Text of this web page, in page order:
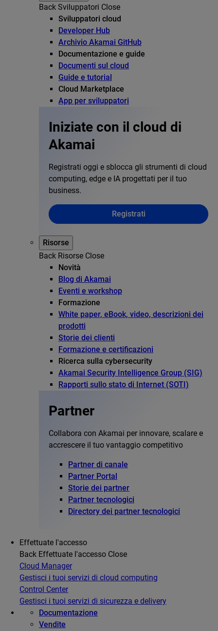
Back Sviluppatori Close
Sviluppatori cloud
Developer Hub
Archivio Akamai GitHub
Documentazione e guide
Documenti sul cloud
Guide e tutorial
Cloud Marketplace
App per sviluppatori
Iniziate con il cloud di
Akamai
Registrati oggi e sblocca gli strumenti di cloud
computing, edge e IA progettati per il tuo
business.
Registrati
Risorse
Back Risorse Close
Novità
Blog di Akamai
Eventi e workshop
Formazione
White paper, eBook, video, descrizioni dei
prodotti
Storie dei clienti
Formazione e certificazioni
Ricerca sulla cybersecurity
Akamai Security Intelligence Group (SIG)
Rapporti sullo stato di Internet (SOTI)
Partner
Collabora con Akamai per innovare, scalare e
accrescere il tuo vantaggio competitivo
Partner di canale
Partner Portal
Storie dei partner
Partner tecnologici
Directory dei partner tecnologici
Effettuate l'accesso
Back Effettuate l'accesso Close
Cloud Manager
Gestisci i tuoi servizi di cloud computing
Control Center
Gestisci i tuoi servizi di sicurezza e delivery
Documentazione
Vendite